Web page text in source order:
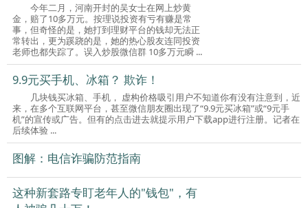
今年二月，河南开封的吴女士在网上炒黄
金，赔了10多万元。按理说投资有亏有赚是常
事，但奇怪的是，她打到理财平台的钱却无法正
常转出，更为蹊跷的是，她的热心股友连同投资
老师也都失踪了。误入炒股微信群 10多万元瞬 ...
9.9元买手机、冰箱？ 欺诈！
几块钱买冰箱、手机， 虚构价格吸引用户不知道你有没有注意到，近
来，在多个互联网平台，甚至微信朋友圈出现了“9.9元买冰箱”或“9元手
机”的宣传或广告。但有的点击进去就提示用户下载app进行注册。记者在
后续体验 ...
图解：电信诈骗防范指南
这种新套路专盯老年人的"钱包"，有